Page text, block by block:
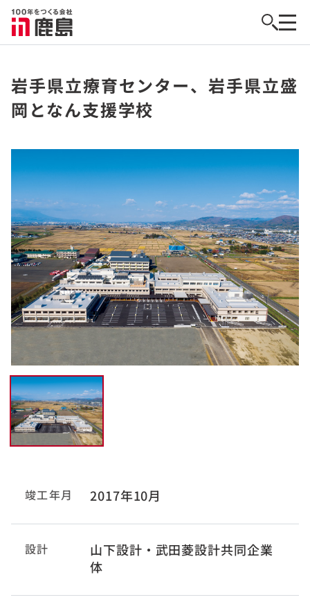
岩手県立療育センター、岩手県立盛
岡となん支援学校
竣工年月 2017年10月
設計
山下設計・武田菱設計共同企業
体